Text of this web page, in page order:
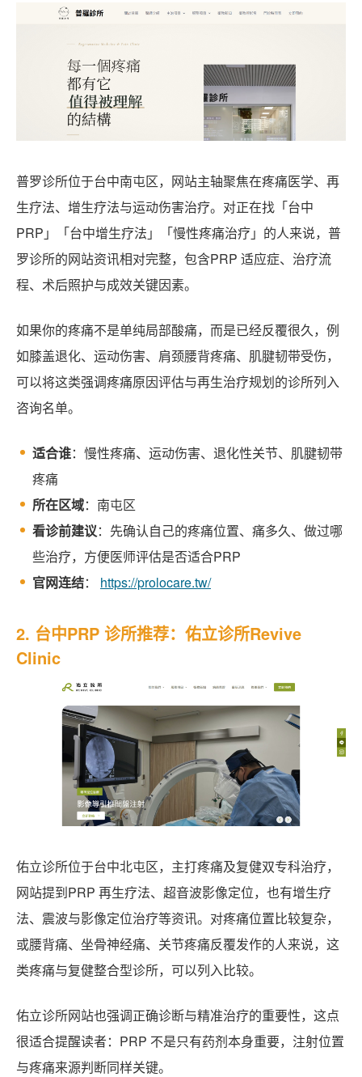
普罗诊所位于台中南屯区，网站主轴聚焦在疼痛医学、再
生疗法、增生疗法与运动伤害治疗。对正在找「台中
PRP」「台中增生疗法」「慢性疼痛治疗」的人来说，普
罗诊所的网站资讯相对完整，包含PRP 适应症、治疗流
程、术后照护与成效关键因素。
如果你的疼痛不是单纯局部酸痛，而是已经反覆很久，例
如膝盖退化、运动伤害、肩颈腰背疼痛、肌腱韧带受伤，
可以将这类强调疼痛原因评估与再生治疗规划的诊所列入
咨询名单。
适合谁：慢性疼痛、运动伤害、退化性关节、肌腱韧带
疼痛
所在区域：南屯区
看诊前建议：先确认自己的疼痛位置、痛多久、做过哪
些治疗，方便医师评估是否适合PRP
官网连结： https://prolocare.tw/
2. 台中PRP 诊所推荐：佑立诊所Revive
Clinic
佑立诊所位于台中北屯区，主打疼痛及复健双专科治疗，
网站提到PRP 再生疗法、超音波影像定位，也有增生疗
法、震波与影像定位治疗等资讯。对疼痛位置比较复杂，
或腰背痛、坐骨神经痛、关节疼痛反覆发作的人来说，这
类疼痛与复健整合型诊所，可以列入比较。
佑立诊所网站也强调正确诊断与精准治疗的重要性，这点
很适合提醒读者：PRP 不是只有药剂本身重要，注射位置
与疼痛来源判断同样关键。